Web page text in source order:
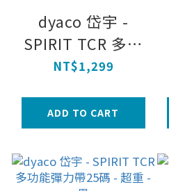
dyaco 岱宇 -
SPIRIT TCR 多功
能彈力帶25碼 - 重
NT$1,299
ADD TO CART